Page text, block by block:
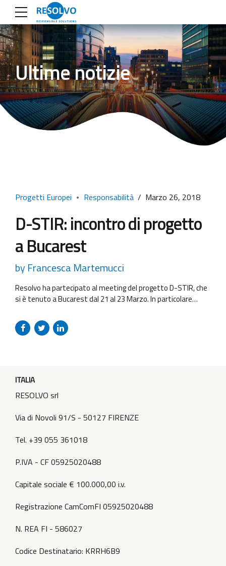
Ultime notizie
Progetti Europei Responsabilità Marzo 26, 2018
D-STIR: incontro di progetto
a Bucarest
by Francesca Martemucci
Resolvo ha partecipato al meeting del progetto D-STIR, che
si è tenuto a Bucarest dal 21 al 23 Marzo. In particolare
di verifica del progetto tenutasi il primo giorno. Le attività di
D-STIR e i risultati ottenuti nei primi 12 mesi di attività
ITALIA
RESOLVO srl
Via di Novoli 91/S - 50127 FIRENZE
Tel. +39 055 361018
P.IVA - CF 05925020488
Capitale sociale € 100.000,00 i.v.
Registrazione CamComFI 05925020488
N. REA FI - 586027
Codice Destinatario: KRRH6B9